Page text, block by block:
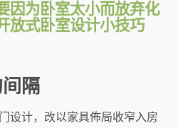
因为卧室太小而放弃化
放式卧室设计小技巧
隔
设计，改以家具佈局收窄入房